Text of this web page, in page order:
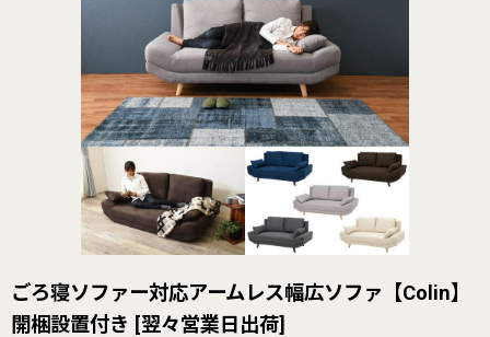
ごろ寝ソファー対応アームレス幅広ソファ【Colin】
開梱設置付き [翌々営業日出荷]